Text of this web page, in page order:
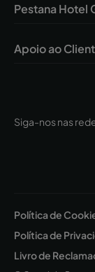
Siga-nos nas
Pestana Hotel
Apoio ao
Política de
Política de
Livro de